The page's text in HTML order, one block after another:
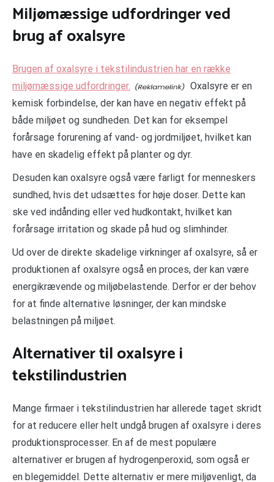
Miljømæssige udfordringer ved
brug af oxalsyre
Brugen af oxalsyre i tekstilindustrien har en række
miljømæssige udfordringer.
Oxalsyre er en
kemisk forbindelse, der kan have en negativ effekt på
både miljøet og sundheden. Det kan for eksempel
forårsage forurening af vand- og jordmiljøet, hvilket kan
have en skadelig effekt på planter og dyr.
Desuden kan oxalsyre også være farligt for menneskers
sundhed, hvis det udsættes for høje doser. Dette kan
ske ved indånding eller ved hudkontakt, hvilket kan
forårsage irritation og skade på hud og slimhinder.
Ud over de direkte skadelige virkninger af oxalsyre, så er
produktionen af oxalsyre også en proces, der kan være
energikrævende og miljøbelastende. Derfor er der behov
for at finde alternative løsninger, der kan mindske
belastningen på miljøet.
Alternativer til oxalsyre i
tekstilindustrien
Mange firmaer i tekstilindustrien har allerede taget skridt
for at reducere eller helt undgå brugen af oxalsyre i deres
produktionsprocesser. En af de mest populære
alternativer er brugen af hydrogenperoxid, som også er
en blegemiddel. Dette alternativ er mere miljøvenligt, da